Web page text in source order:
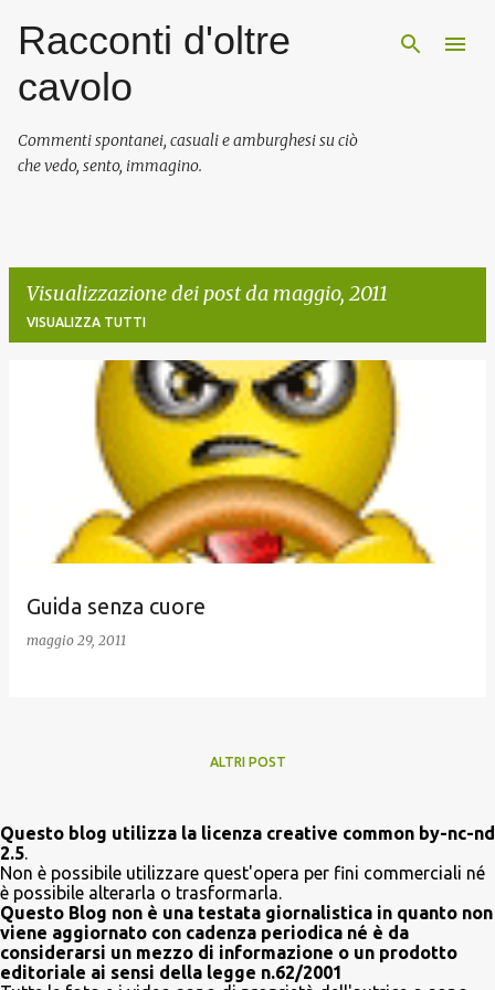
Passa ai contenuti principali
Racconti d'oltre
cavolo
Commenti spontanei, casuali e amburghesi su ciò
che vedo, sento, immagino.
Visualizzazione dei post da maggio, 2011
VISUALIZZA TUTTI
Guida senza cuore
maggio 29, 2011
ALTRI POST
Questo blog utilizza la licenza creative common by-nc-nd
2.5.
Non è possibile utilizzare quest'opera per fini commerciali né
è possibile alterarla o trasformarla.
Questo Blog non è una testata giornalistica in quanto non
viene aggiornato con cadenza periodica né è da
considerarsi un mezzo di informazione o un prodotto
editoriale ai sensi della legge n.62/2001